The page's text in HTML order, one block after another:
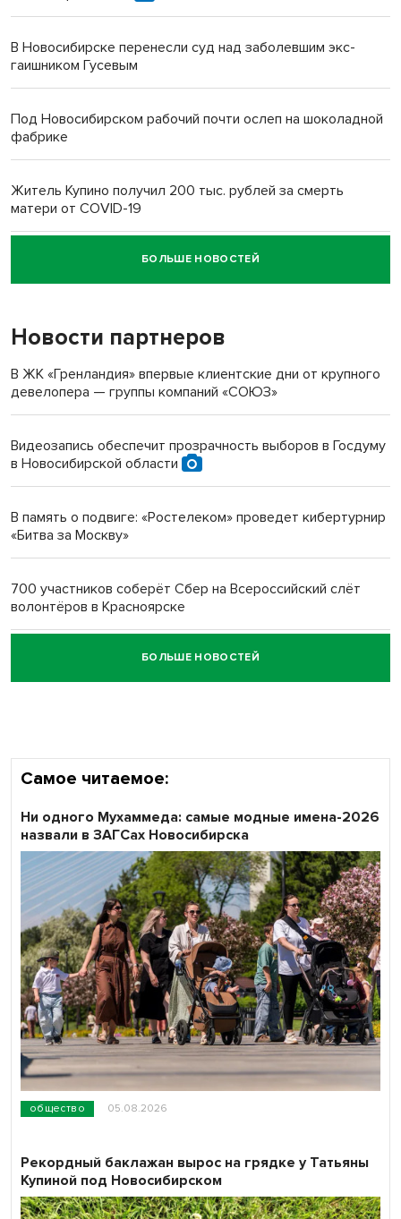
В Новосибирске перенесли суд над заболевшим экс-
гаишником Гусевым
Под Новосибирском рабочий почти ослеп на шоколадной
фабрике
Житель Купино получил 200 тыс. рублей за смерть
матери от COVID-19
Новосибирский суд наказал водителя за смерть
пенсионерки на вокзале
«Мы живём на пастбище!»: в новосибирском селе лошади
терроризируют жителей
Инвалид получил условный срок за избиение врачей
Новосибирский преподаватель с женой вошли в топ-16
Обновлённое отделение ВТБ открылось в Искитиме
БОЛЬШЕ НОВОСТЕЙ
Новости партнеров
В ЖК «Гренландия» впервые клиентские дни от крупного
девелопера — группы компаний «СОЮЗ»
Видеозапись обеспечит прозрачность выборов в Госдуму
в Новосибирской области
В память о подвиге: «Ростелеком» проведет кибертурнир
«Битва за Москву»
700 участников соберёт Сбер на Всероссийский слёт
волонтёров в Красноярске
Честный выбор: видеонаблюдение обеспечит
объективность результатов ЕДГ в Новосибирской
БОЛЬШЕ НОВОСТЕЙ
Самое читаемое:
общество 05.08.2026
Ни одного Мухаммеда: самые модные имена-2026
назвали в ЗАГСах Новосибирска
Рекордный баклажан вырос на грядке у Татьяны
Купиной под Новосибирском